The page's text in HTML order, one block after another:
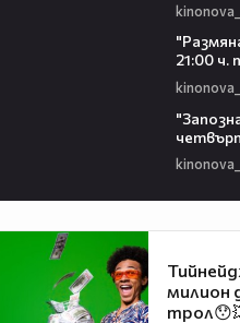
kinonova_
21:00 ч.
kinonova_
kinonova_
милион